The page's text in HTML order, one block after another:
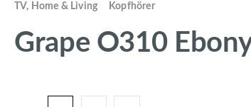
TV, Home & Living Kopfhörer
Grape O310